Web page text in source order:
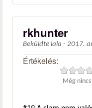
rkhunter
Beküldte lala - 2017.
Értékelés:
Még